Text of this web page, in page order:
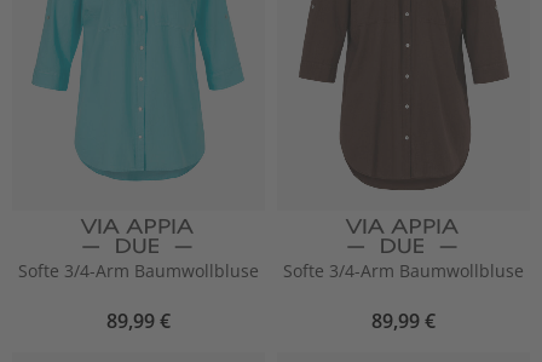
Softe 3/4-Arm Baumwollbluse
89,99 €
Softe 3/4-Arm Baumwollbluse
89,99 €